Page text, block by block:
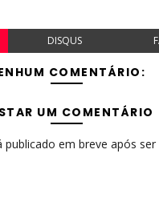
DISQUS
COMENTÁRIO:
UM COMENTÁRIO
publicado em breve após